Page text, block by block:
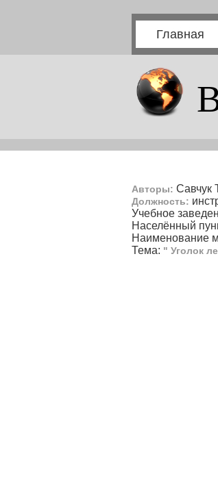
Главная
Авторы: Савчук
Должность:
Учебное
Населённый
Наименование
Тема: " Уголок